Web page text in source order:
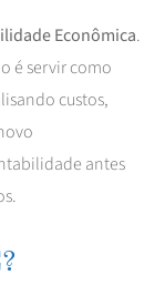
Econômica.
é servir como
custos,
antes